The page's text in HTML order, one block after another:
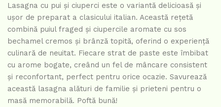
Lasagna cu pui și ciuperci este o variantă delicioasă și
ușor de preparat a clasicului italian. Această rețetă
combină puiul fraged și ciupercile aromate cu sos
bechamel cremos și brânză topită, oferind o experiență
culinară de neuitat. Fiecare strat de paste este îmbibat
cu arome bogate, creând un fel de mâncare consistent
și reconfortant, perfect pentru orice ocazie. Savurează
această lasagna alături de familie și prieteni pentru o
masă memorabilă. Poftă bună!